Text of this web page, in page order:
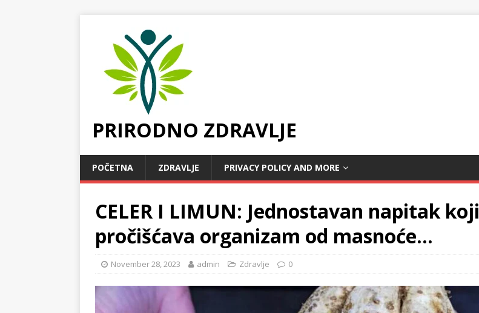
PRIRODNO ZDRAVLJE
POČETNA ZDRAVLJE PRIVACY POLICY AND MORE
CELER I LIMUN: Jednostavan napitak koji
pročišćava organizam od masnoće…
November 28, 2023 admin Zdravlje 0